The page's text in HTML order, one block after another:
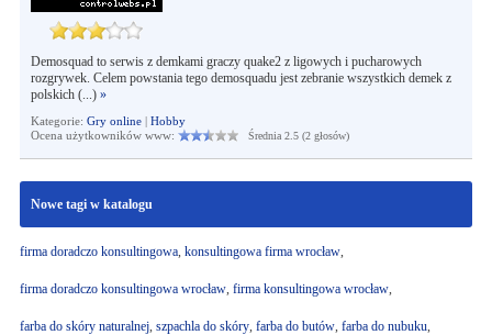
Demosquad to serwis z demkami graczy quake2 z ligowych i pucharowych
rozgrywek. Celem powstania tego demosquadu jest zebranie wszystkich demek z
polskich (...) »
Kategorie: Gry online| Hobby
Ocena użytkowników www:
Średnia 2.5 (2 głosów)
Nowe tagi w katalogu
firma doradczo konsultingowa, konsultingowa firma wrocław,
firma doradczo konsultingowa wrocław, firma konsultingowa wrocław,
farba do skóry naturalnej, szpachla do skóry, farba do butów, farba do nubuku,